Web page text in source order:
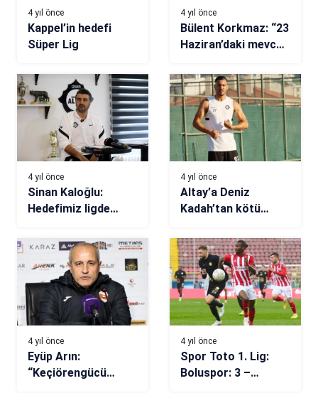
4 yıl önce
Kappel’in hedefi
Süper Lig
4 yıl önce
Bülent Korkmaz: “23
Haziran’daki mevcut
olmayacağını
biliyordum”
4 yıl önce
Sinan Kaloğlu:
Hedefimiz ligde
4 yıl önce
Altay’a Deniz
Kadah’tan kötü
4 yıl önce
Eyüp Arın:
“Keçiörengücü
4 yıl önce
Spor Toto 1. Lig:
Boluspor: 3 –